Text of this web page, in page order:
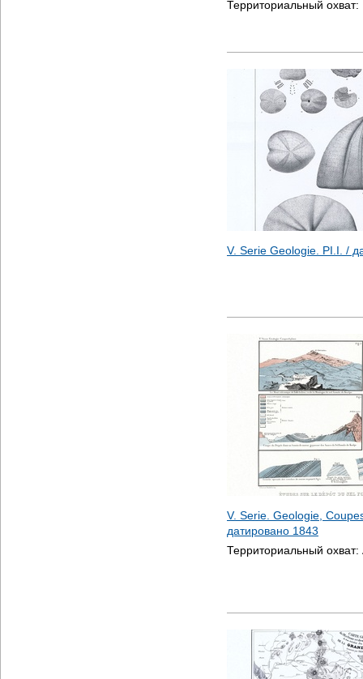
Территориальный охват:
V. Serie Geologie. PI.I. /
V. Serie. Geologie,
датировано 1843
Территориальный охват: